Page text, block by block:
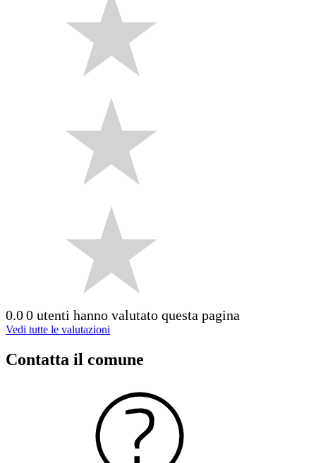
0.00 utenti hanno valutato questa pagina
Vedi tutte le valutazioni
Contatta il comune